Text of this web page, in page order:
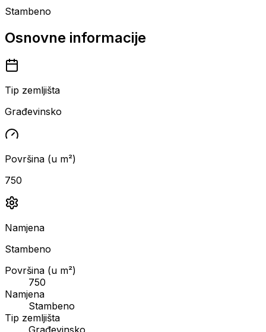
Stambeno
Osnovne informacije
Tip zemljišta
Građevinsko
Površina (u m²)
750
Namjena
Stambeno
Površina (u m²)
750
Namjena
Stambeno
Tip zemljišta
Građevinsko